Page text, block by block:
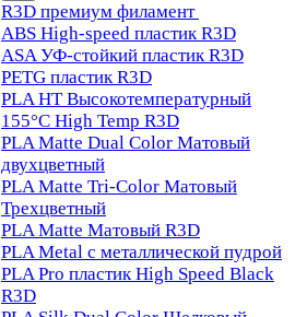
R3D премиум филамент
ABS High-speed пластик R3D
ASA УФ-стойкий пластик R3D
PETG пластик R3D
PLA HT Высокотемпературный
155°C High Temp R3D
PLA Matte Dual Color Матовый
двухцветный
PLA Matte Tri-Color Матовый
Трехцветный
PLA Matte Матовый R3D
PLA Metal с металлической пудрой
PLA Pro пластик High Speed Black
R3D